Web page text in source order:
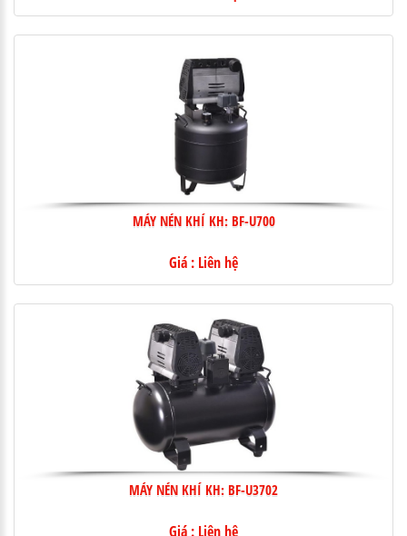
MÁY NÉN KHÍ KH: BF-U700
Giá : Liên hệ
MÁY NÉN KHÍ KH: BF-U3702
Giá : Liên hệ